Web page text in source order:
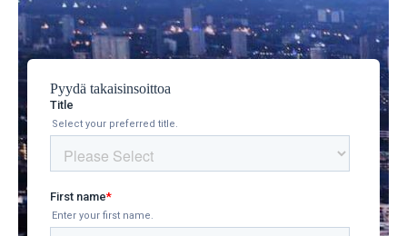
Pyydä takaisinsoittoa